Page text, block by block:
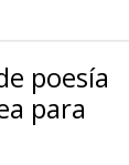
poesía
para